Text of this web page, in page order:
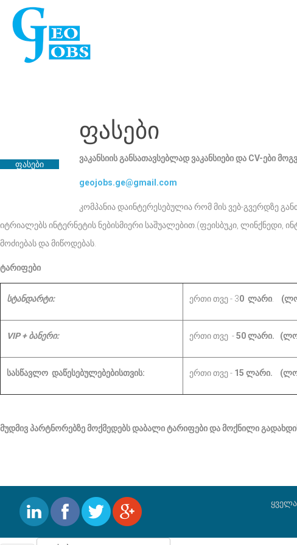
ფასები
ფასები
ვაკანსიის განსათავსებლად ვაკანსიები და CV-ები
geojobs.ge@gmail.com
კომპანია დაინტერესებულია რომ მის ვებ-გვერდზე
იტრიალებს ინტერნეტის ნებისმიერი საშუალებით.(ფეისბუკი, ლინქნედი,
მოძიებას და მიწოდებას.
ტარიფები
სტანდარტი: ერთი თვე - 30 ლარი (
VIP + ბანერი: ერთი თვე -50 ლარი. (
სასწავლო დაწესებულებებისთვის: ერთი თვე - 15 ლარი. (
მუდმივ პარტნორებზე მოქმედებს დაბალი ტარიფები და მოქნილი